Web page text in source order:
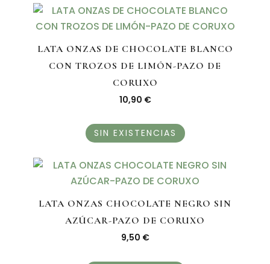
LATA ONZAS DE CHOCOLATE BLANCO
CON TROZOS DE LIMÓN-PAZO DE
CORUXO
10,90 €
SIN EXISTENCIAS
LATA ONZAS CHOCOLATE NEGRO SIN
AZÚCAR-PAZO DE CORUXO
9,50 €